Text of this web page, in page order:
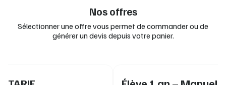
Nos offres
Sélectionner une offre vous permet de commander ou de
générer un devis depuis votre panier.